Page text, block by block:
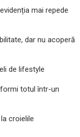
mai repede
dar nu acoperă
de lifestyle
totul într-un
croielile